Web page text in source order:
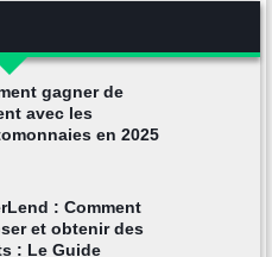
gagner de
avec les
en 2025
: Comment
et obtenir des
: Le Guide